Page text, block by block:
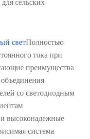
сельских
светПолностью
тока при
преимущества
со светодиодным
высоконадежные
система